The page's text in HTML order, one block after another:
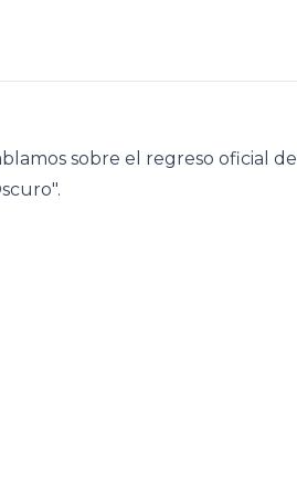
sobre el regreso oficial de